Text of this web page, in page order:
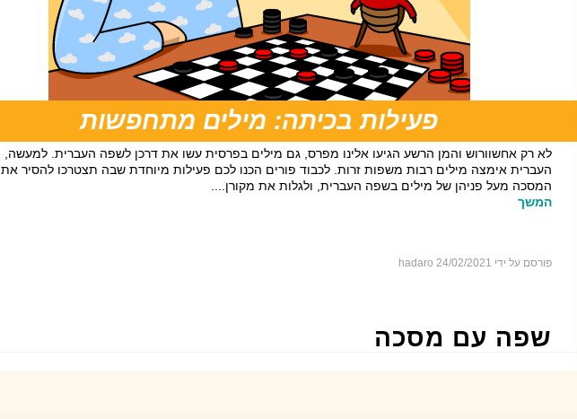
פעילות בכיתה: מילים מתחפשות
שפה עם מסכה
פורסם על ידי hadaro 24/02/2021
לא רק אחשוורוש והמן הרשע הגיעו אלינו מפרס, גם מילים בפרסית עשו את דרכן לשפה העברית. למעשה,
העברית אימצה מילים רבות משפות זרות. לכבוד פורים הכנו לכם פעילות מיוחדת שבה תצטרכו להסיר את
המסכה מעל פניהן של מילים בשפה העברית, ולגלות את מקורן....
המשך